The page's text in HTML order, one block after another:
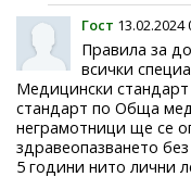
Гост 13.02.2024
Правила за
всички
Медицински
стандарт по Обща
неграмотници ще се
здравеопазването
5 години нито лични